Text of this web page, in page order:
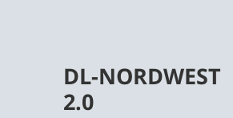
DL-NORDWEST
2.0